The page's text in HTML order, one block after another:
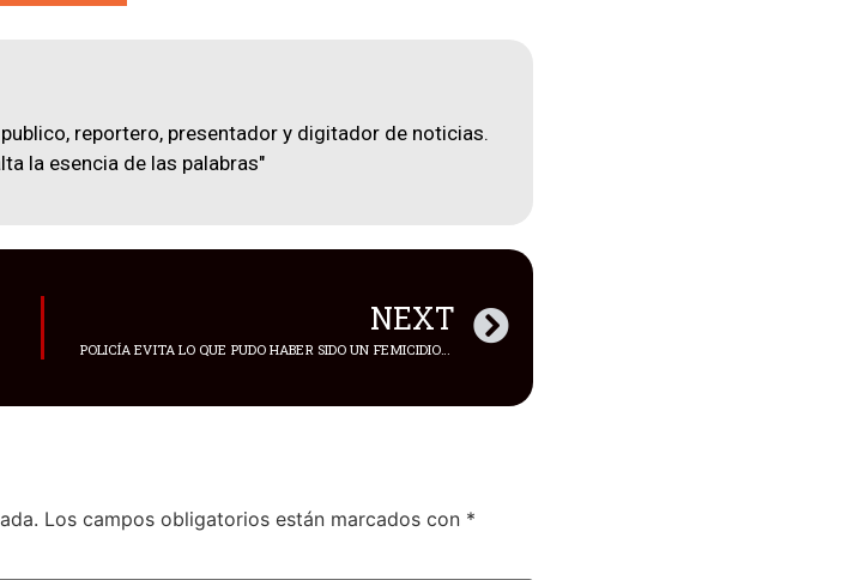
reportero, presentador y digitador de noticias.
la esencia de las palabras"
NEXT
Los campos obligatorios están marcados con *